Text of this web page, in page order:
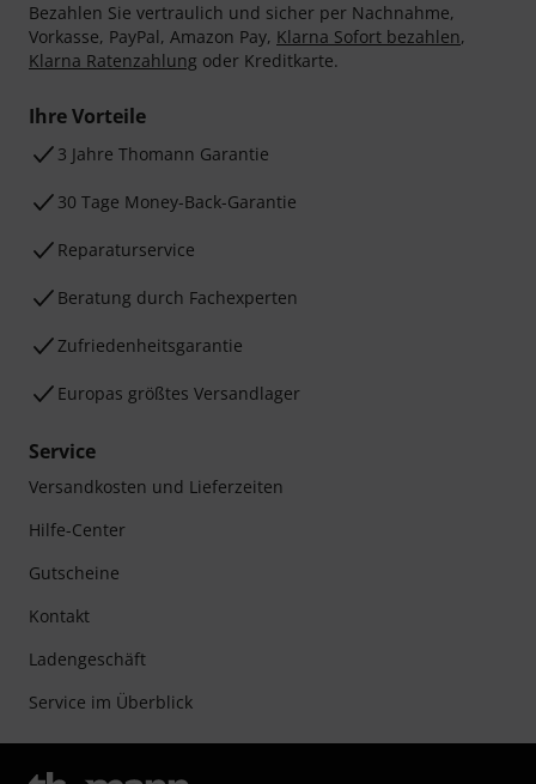
Bezahlen Sie vertraulich und sicher per Nachnahme,
Vorkasse, PayPal, Amazon Pay, Klarna Sofort bezahlen,
Klarna Ratenzahlung oder Kreditkarte.
Ihre Vorteile
3 Jahre Thomann Garantie
30 Tage Money-Back-Garantie
Reparaturservice
Beratung durch Fachexperten
Zufriedenheitsgarantie
Europas größtes Versandlager
Service
Versandkosten und Lieferzeiten
Hilfe-Center
Gutscheine
Kontakt
Ladengeschäft
Service im Überblick